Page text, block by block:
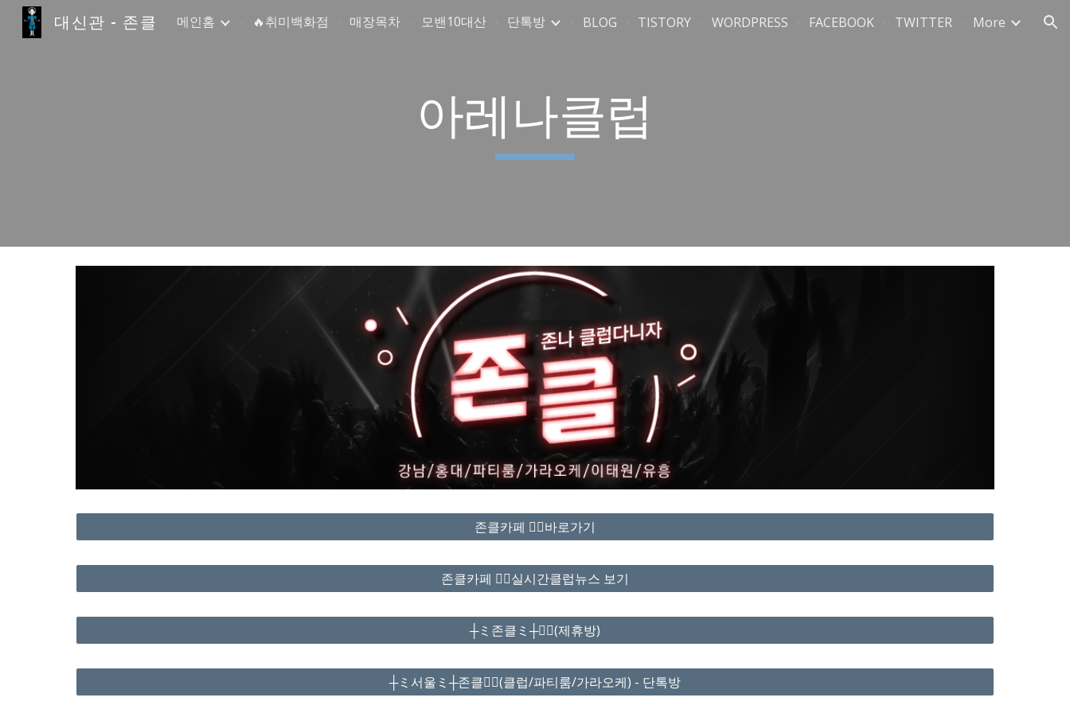
Skip to main content Skip to navigation
대신관 - 존클 메인홈 🔥취미백화점 매장목차 모밴10대산 단톡방 BLOG TISTORY WORDPRESS FACEBOOK TWITTER More
아레나클럽
존클카페 ❤️‍🔥바로가기
존클카페 ❤️‍🔥실시간클럽뉴스 보기
┼ミ존클ミ┼❤️‍🔥(제휴방)
┼ミ서울ミ┼존클❤️‍🔥(클럽/파티룸/가라오케) - 단톡방